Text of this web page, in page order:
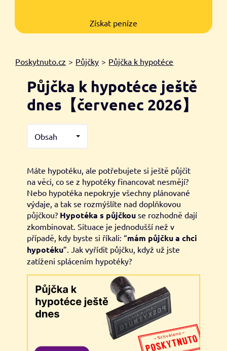
Získat peníze
Poskytnuto.cz > Půjčky > Půjčka k hypotéce
Půjčka k hypotéce ještě
dnes【červenec 2026】
Obsah
Máte hypotéku, ale potřebujete si ještě půjčit
na věci, co se z hypotéky financovat nesmějí?
Nebo hypotéka nepokryje všechny plánované
výdaje, a tak se rozmýšlíte nad doplňkovou
půjčkou? Hypotéka s půjčkou se rozhodně dají
zkombinovat. Situace je jednodušší než v
případě, kdy byste si říkali: “mám půjčku a chci
hypotéku”. Jak vyřídit půjčku, když už jste
zatíženi splácením hypotéky?